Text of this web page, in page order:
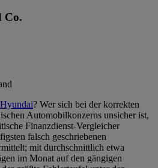
Co.
Hyundai? Wer sich bei der korrekten
Automobilkonzerns unsicher ist,
Finanzdienst-Vergleicher
falsch geschriebenen
mit durchschnittlich etwa
im Monat auf den gängigen